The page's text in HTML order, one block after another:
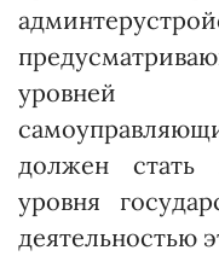
уровней
должен стать
уровня
деятельностью